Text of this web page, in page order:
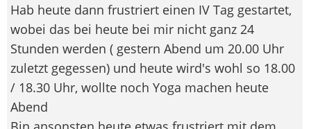
Hab heute dann frustriert einen IV Tag gestartet,
wobei das bei heute bei mir nicht ganz 24
Stunden werden ( gestern Abend um 20.00 Uhr
zuletzt gegessen) und heute wird's wohl so 18.00
/ 18.30 Uhr, wollte noch Yoga machen heute
Abend